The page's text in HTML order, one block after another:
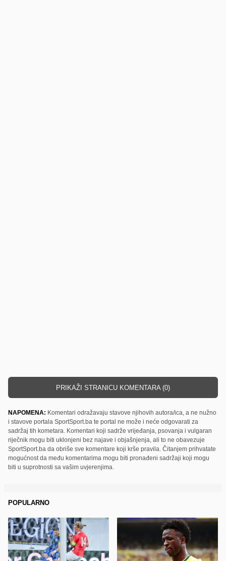
PRIKAŽI STRANICU KOMENTARA (0)
NAPOMENA: Komentari odražavaju stavove njihovih autora/ica, a ne nužno
i stavove portala SportSport.ba te portal ne može i neće odgovarati za
sadržaj tih kometara. Komentari koji sadrže vrijeđanja, psovanja i vulgaran
riječnik mogu biti uklonjeni bez najave i objašnjenja, ali to ne obavezuje
SportSport.ba da obriše sve komentare koji krše pravila. Čitanjem prihvatate
mogućnost da među komentarima mogu biti pronađeni sadržaji koji mogu
biti u suprotnosti sa vašim uvjerenjima.
POPULARNO